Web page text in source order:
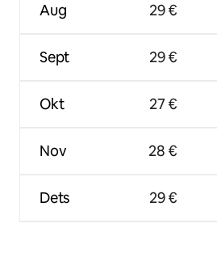
Aug
Sept
Okt
Nov
Dets
29 €
29 €
27 €
28 €
29 €